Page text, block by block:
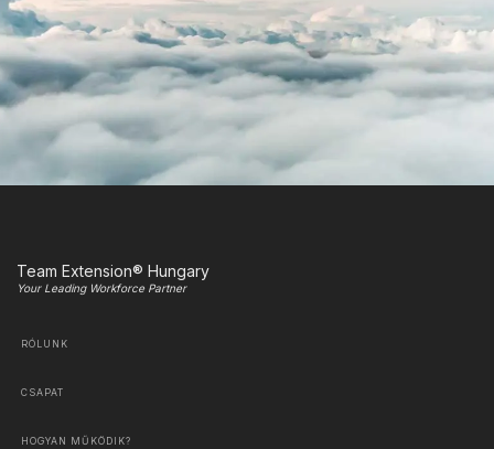
Team Extension® Hungary
Your Leading Workforce Partner
RÓLUNK
CSAPAT
HOGYAN MŰKÖDIK?